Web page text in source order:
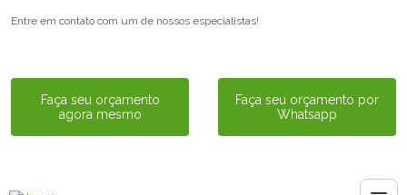
Entre em contato com um de nossos especialistas!
Faça seu orçamento
agora mesmo
Faça seu orçamento por
Whatsapp